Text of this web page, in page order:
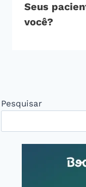
Seus
você?
Pesquisar